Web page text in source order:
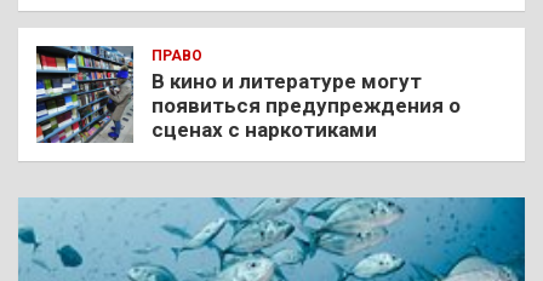
ПРАВО
В кино и литературе могут
появиться предупреждения о
сценах с наркотиками